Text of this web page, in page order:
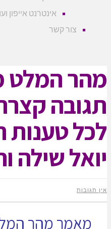
אינטרנט אייפון ועוד
צור קשר
המלט
קצרה
טענות
שילה
מהר המלט